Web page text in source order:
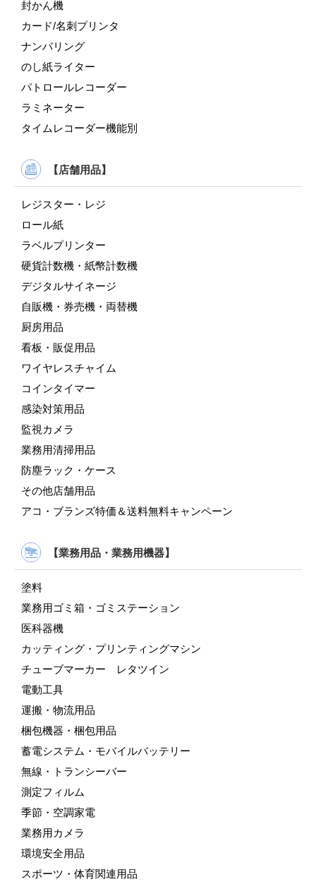
封かん機
カード/名刺プリンタ
ナンバリング
のし紙ライター
パトロールレコーダー
ラミネーター
タイムレコーダー機能別
【店舗用品】
レジスター・レジ
ロール紙
ラベルプリンター
硬貨計数機・紙幣計数機
デジタルサイネージ
自販機・券売機・両替機
厨房用品
看板・販促用品
ワイヤレスチャイム
コインタイマー
感染対策用品
監視カメラ
業務用清掃用品
防塵ラック・ケース
その他店舗用品
アコ・ブランズ特価＆送料無料キャンペーン
【業務用品・業務用機器】
塗料
業務用ゴミ箱・ゴミステーション
医科器機
カッティング・プリンティングマシン
チューブマーカー レタツイン
電動工具
運搬・物流用品
梱包機器・梱包用品
蓄電システム・モバイルバッテリー
無線・トランシーバー
測定フィルム
季節・空調家電
業務用カメラ
環境安全用品
スポーツ・体育関連用品